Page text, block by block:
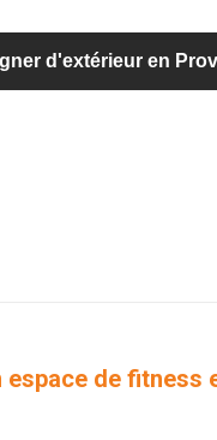
d'extérieur en
espace de fitness